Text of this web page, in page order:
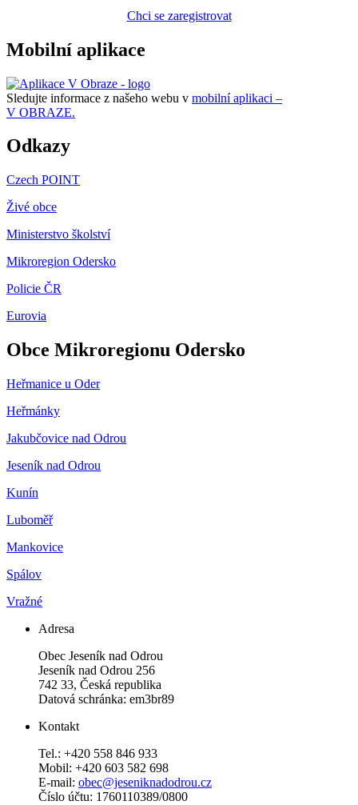
Chci se zaregistrovat
Mobilní aplikace
Sledujte informace z našeho webu v mobilní aplikaci –
V OBRAZE.
Odkazy
Czech POINT
Živé obce
Ministerstvo školství
Mikroregion Odersko
Policie ČR
Eurovia
Obce Mikroregionu Odersko
Heřmanice u Oder
Heřmánky
Jakubčovice nad Odrou
Jeseník nad Odrou
Kunín
Luboměř
Mankovice
Spálov
Vražné
Adresa
Obec Jeseník nad Odrou
Jeseník nad Odrou 256
742 33, Česká republika
Datová schránka: em3br89
Kontakt
Tel.: +420 558 846 933
Mobil: +420 603 582 698
E-mail: obec@jeseniknadodrou.cz
Číslo účtu: 1760110389/0800